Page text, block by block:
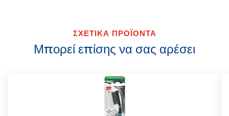
ΣΧΕΤΙΚΑ ΠΡΟΪΟΝΤΑ
Μπορεί επίσης να σας αρέσει